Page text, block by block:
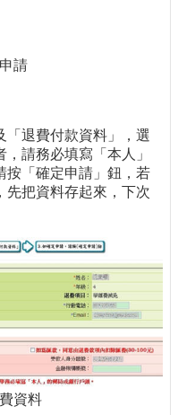
請
「退費付款資料」，選
請務必填寫「本人」
按「確定申請」鈕，若
先把資料存起來，下次
資料